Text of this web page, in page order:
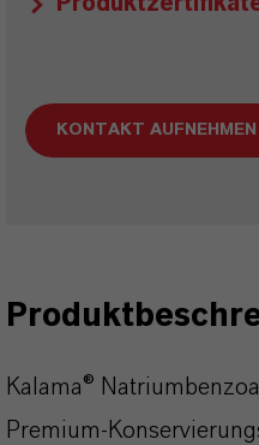
KONTAKT AUFNEHMEN
Kalama®
Premium-